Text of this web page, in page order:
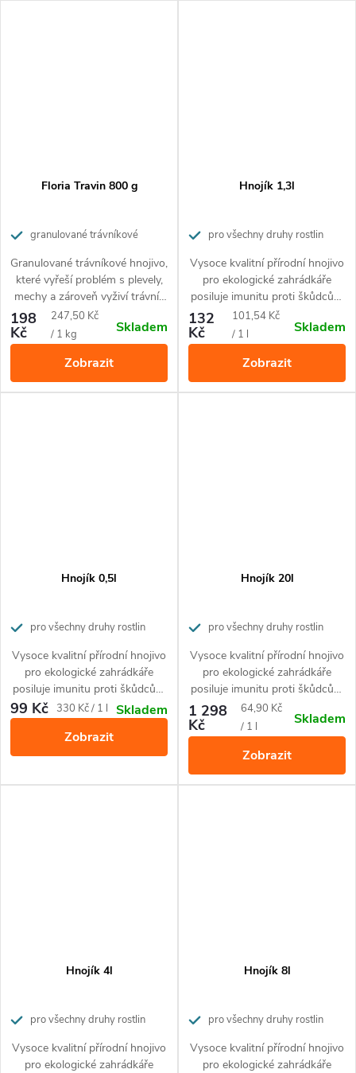
pro domácí mazlíčky. pro domácí mazlíčky.
Floria Travin 800 g
granulované trávníkové
účinkem proti plevelům a mechům
Granulované trávníkové hnojivo,
které vyřeší problém s plevely,
mechy a zároveň vyživí trávník
a aktivuje půdu. Působí po
dobu 2 měsíců. Jednoduchá
aplikace přímo do trávníku
pomocí praktického sypátka.
Hnojivo je bezpečné pro
domácí mazlíčky.
198
Kč
Měrná
cena:
247,50 Kč
/ 1 kg
Skladem
Zobrazit
Hnojík 1,3l
pro všechny druhy rostlin
Vysoce kvalitní přírodní hnojivo
pro ekologické zahrádkáře
posiluje imunitu proti škůdcům
a nemocem rostlin.
132
Kč
Měrná
cena:
101,54 Kč
/ 1 l
Skladem
Zobrazit
Hnojík 0,5l
pro všechny druhy rostlin
Vysoce kvalitní přírodní hnojivo
pro ekologické zahrádkáře
posiluje imunitu proti škůdcům
a nemocem rostlin.
99 Kč
Měrná
330 Kč / 1 l
Skladem
Zobrazit
Hnojík 20l
pro všechny druhy rostlin
Vysoce kvalitní přírodní hnojivo
pro ekologické zahrádkáře
posiluje imunitu proti škůdcům
a nemocem rostlin.
1 298
Kč
Měrná
cena:
64,90 Kč
/ 1 l
Skladem
Zobrazit
Hnojík 4l
pro všechny druhy rostlin
Vysoce kvalitní přírodní hnojivo
pro ekologické zahrádkáře
Hnojík 8l
pro všechny druhy rostlin
Vysoce kvalitní přírodní hnojivo
pro ekologické zahrádkáře